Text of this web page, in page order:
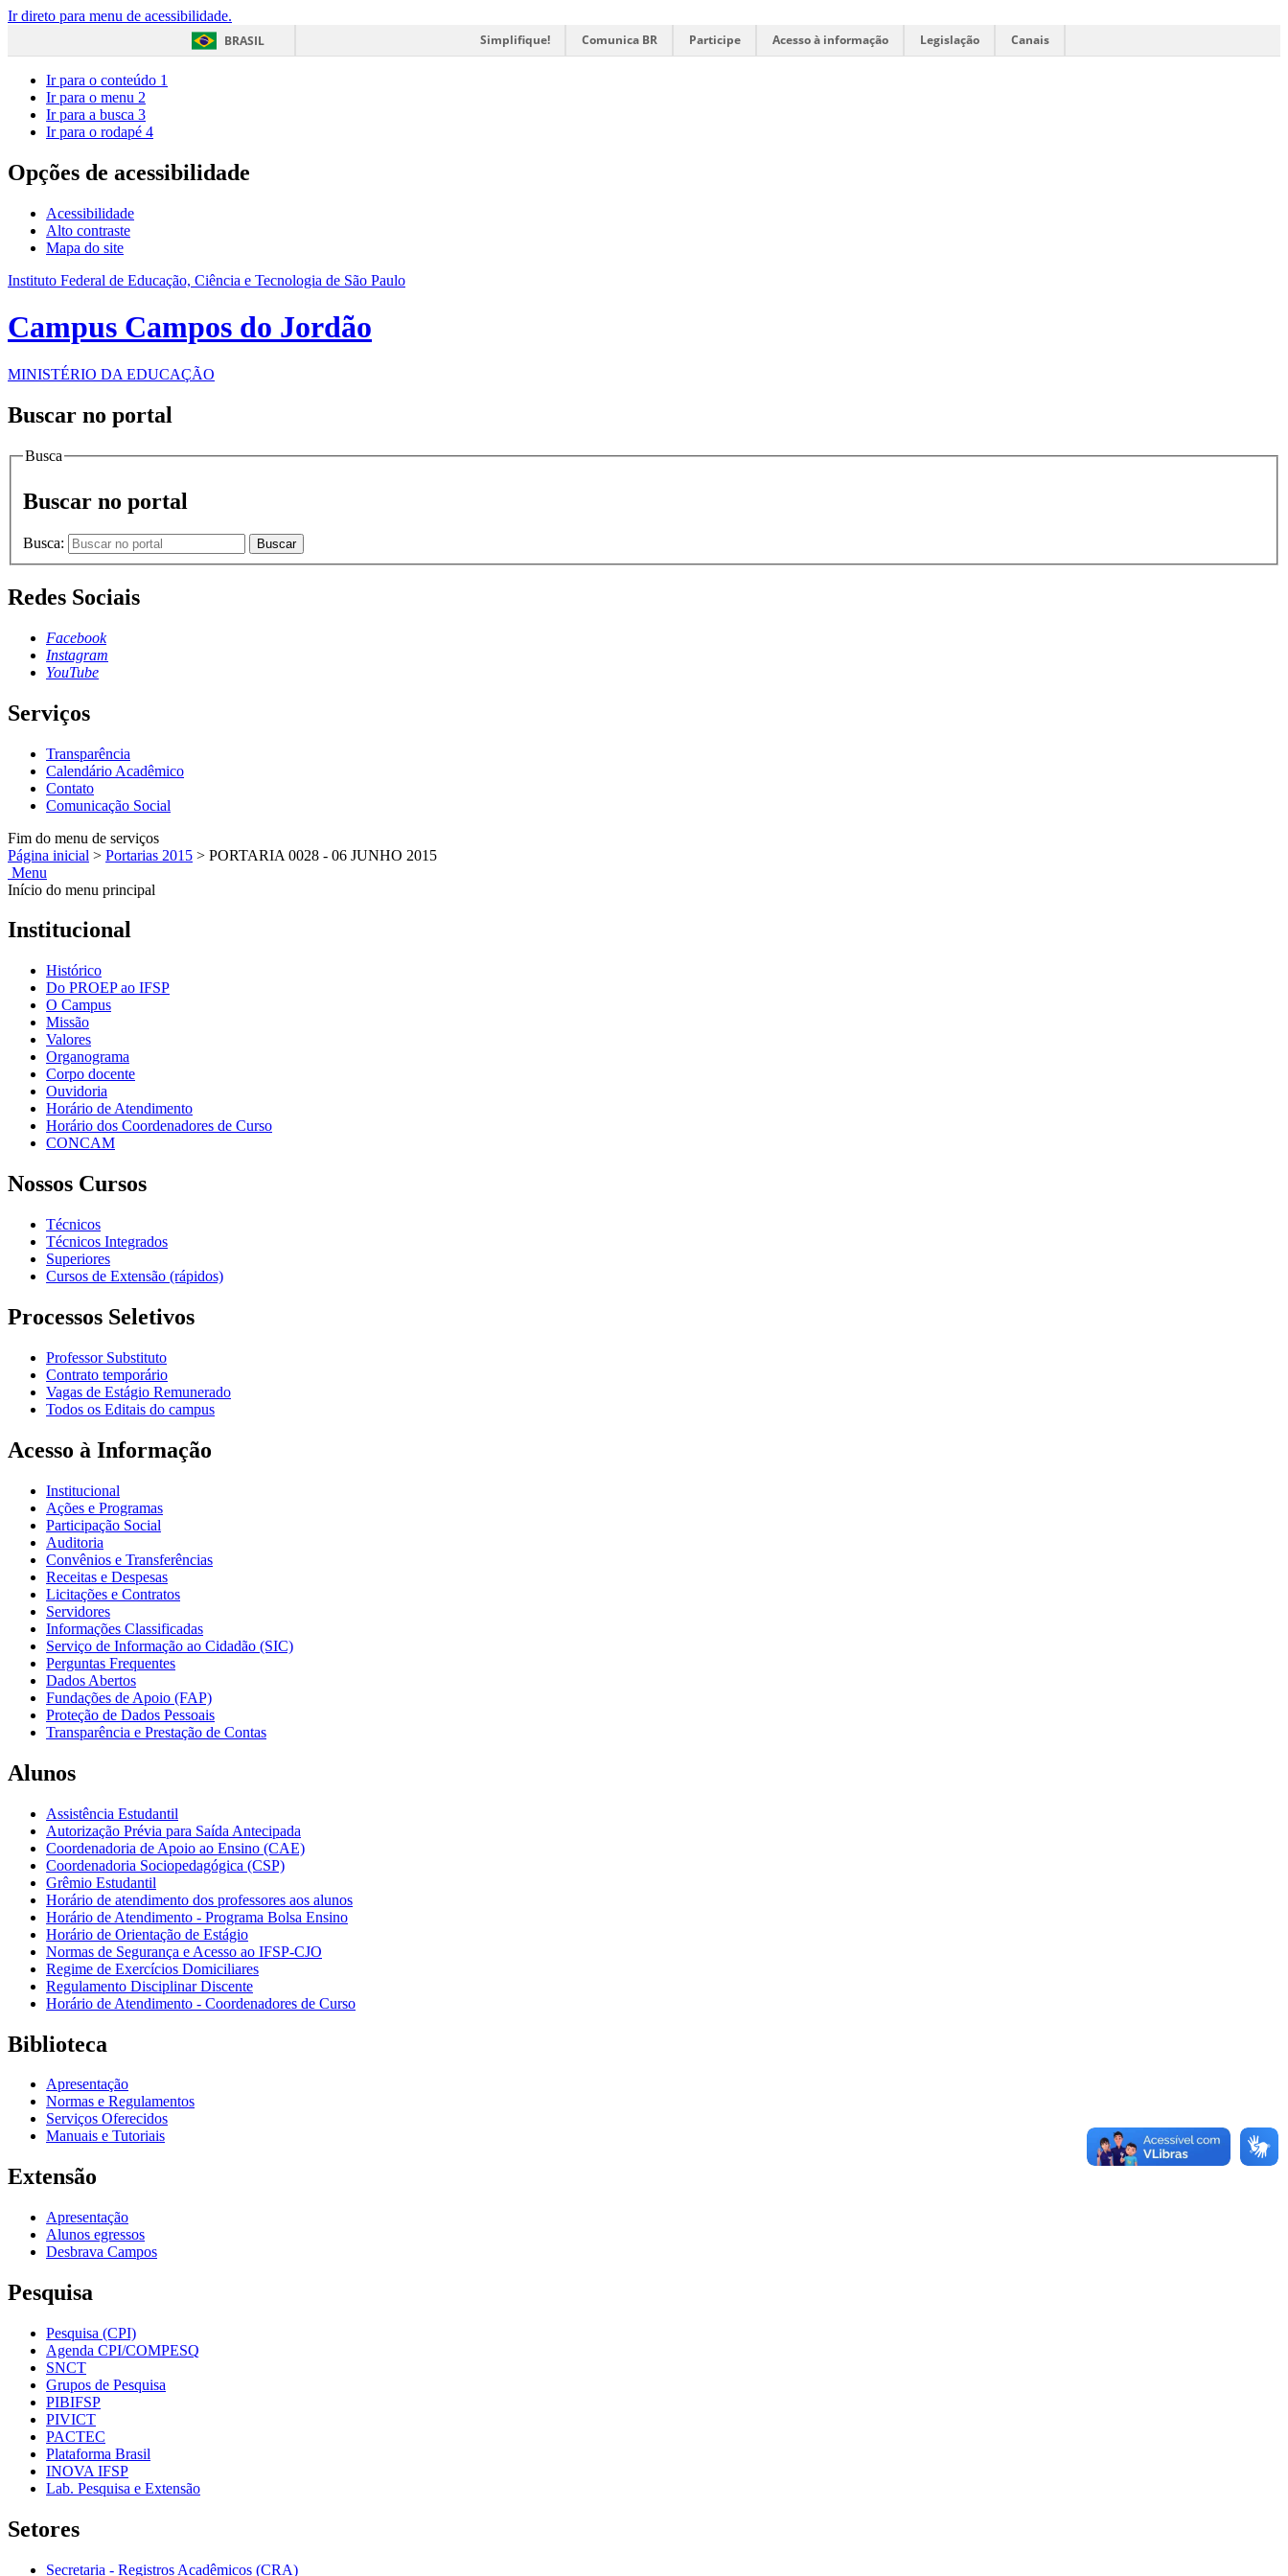
Ir direto para menu de acessibilidade.
BRASIL
Simplifique! Comunica BR Participe Acesso à informação Legislação Canais
Ir para o conteúdo 1
Ir para o menu 2
Ir para a busca 3
Ir para o rodapé 4
Opções de acessibilidade
Acessibilidade
Alto contraste
Mapa do site
Instituto Federal de Educação, Ciência e Tecnologia de São Paulo
Campus Campos do Jordão
MINISTÉRIO DA EDUCAÇÃO
Buscar no portal
Busca
Buscar no portal
Busca: Buscar
Redes Sociais
Facebook
Instagram
YouTube
Serviços
Transparência
Calendário Acadêmico
Contato
Comunicação Social
Fim do menu de serviços
Página inicial > Portarias 2015 > PORTARIA 0028 - 06 JUNHO 2015
Menu
Início do menu principal
Institucional
Histórico
Do PROEP ao IFSP
O Campus
Missão
Valores
Organograma
Corpo docente
Ouvidoria
Horário de Atendimento
Horário dos Coordenadores de Curso
CONCAM
Nossos Cursos
Técnicos
Técnicos Integrados
Superiores
Cursos de Extensão (rápidos)
Processos Seletivos
Professor Substituto
Contrato temporário
Vagas de Estágio Remunerado
Todos os Editais do campus
Acesso à Informação
Institucional
Ações e Programas
Participação Social
Auditoria
Convênios e Transferências
Receitas e Despesas
Licitações e Contratos
Servidores
Informações Classificadas
Serviço de Informação ao Cidadão (SIC)
Perguntas Frequentes
Dados Abertos
Fundações de Apoio (FAP)
Proteção de Dados Pessoais
Transparência e Prestação de Contas
Alunos
Assistência Estudantil
Autorização Prévia para Saída Antecipada
Coordenadoria de Apoio ao Ensino (CAE)
Coordenadoria Sociopedagógica (CSP)
Grêmio Estudantil
Horário de atendimento dos professores aos alunos
Horário de Atendimento - Programa Bolsa Ensino
Horário de Orientação de Estágio
Normas de Segurança e Acesso ao IFSP-CJO
Regime de Exercícios Domiciliares
Regulamento Disciplinar Discente
Horário de Atendimento - Coordenadores de Curso
Biblioteca
Apresentação
Normas e Regulamentos
Serviços Oferecidos
Manuais e Tutoriais
Extensão
Apresentação
Alunos egressos
Desbrava Campos
Pesquisa
Pesquisa (CPI)
Agenda CPI/COMPESQ
SNCT
Grupos de Pesquisa
PIBIFSP
PIVICT
PACTEC
Plataforma Brasil
INOVA IFSP
Lab. Pesquisa e Extensão
Setores
Secretaria - Registros Acadêmicos (CRA)